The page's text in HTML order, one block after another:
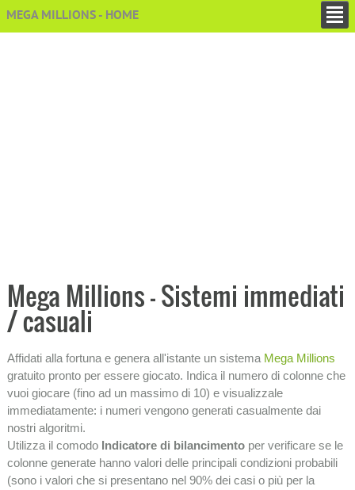
MEGA MILLIONS - HOME
Condizionati
INFORMAZIONI SULLA LOTTERIA
Mega Millions - Sistemi immediati
/ casuali
Affidati alla fortuna e genera all'istante un sistema Mega Millions
gratuito pronto per essere giocato. Indica il numero di colonne che
vuoi giocare (fino ad un massimo di 10) e visualizzale
immediatamente: i numeri vengono generati casualmente dai
nostri algoritmi.
Utilizza il comodo Indicatore di bilancimento per verificare se le
colonne generate hanno valori delle principali condizioni probabili
(sono i valori che si presentano nel 90% dei casi o più per la